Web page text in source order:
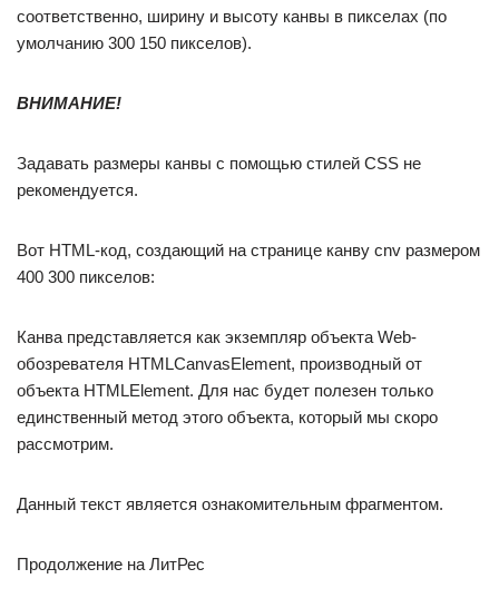
соответственно, ширину и высоту канвы в пикселах (по
умолчанию 300 150 пикселов).
ВНИМАНИЕ!
Задавать размеры канвы с помощью стилей CSS не
рекомендуется.
Вот HTML-код, создающий на странице канву cnv размером
400 300 пикселов:
Канва представляется как экземпляр объекта Web-
обозревателя HTMLCanvasElement, производный от
объекта HTMLElement. Для нас будет полезен только
единственный метод этого объекта, который мы скоро
рассмотрим.
Данный текст является ознакомительным фрагментом.
Продолжение на ЛитРес